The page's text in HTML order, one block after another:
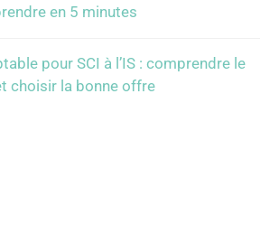
en 5 minutes
pour SCI à l’IS : comprendre le
choisir la bonne offre